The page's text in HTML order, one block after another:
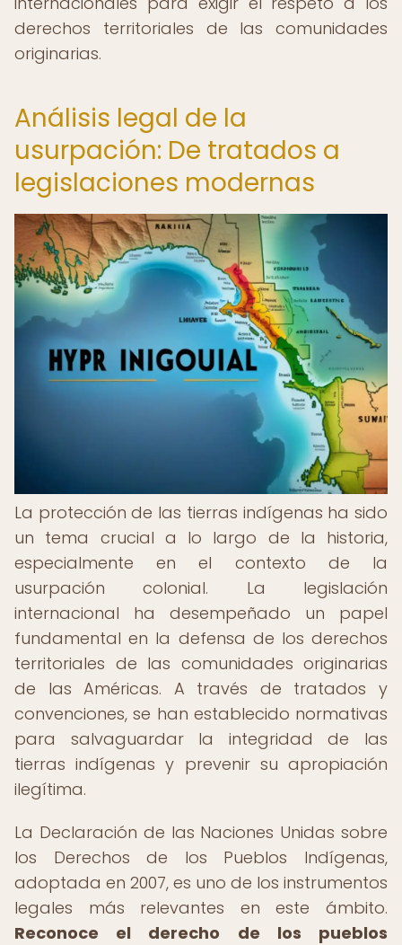
derechos territoriales de las comunidades
originarias.
Análisis legal de la
usurpación: De tratados a
legislaciones modernas
La protección de las tierras indígenas ha sido
un tema crucial a lo largo de la historia,
especialmente en el contexto de la
usurpación colonial. La legislación
internacional ha desempeñado un papel
fundamental en la defensa de los derechos
territoriales de las comunidades originarias
de las Américas. A través de tratados y
convenciones, se han establecido normativas
para salvaguardar la integridad de las
tierras indígenas y prevenir su apropiación
ilegítima.
La Declaración de las Naciones Unidas sobre
los Derechos de los Pueblos Indígenas,
adoptada en 2007, es uno de los instrumentos
legales más relevantes en este ámbito.
Reconoce el derecho de los pueblos